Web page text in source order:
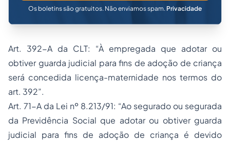
Os boletins são gratuitos. Não enviamos spam. Privacidade
Art. 392-A da CLT: “À empregada que adotar ou
obtiver guarda judicial para fins de adoção de criança
será concedida licença-maternidade nos termos do
art. 392”.
Art. 71-A da Lei nº 8.213/91: “Ao segurado ou segurada
da Previdência Social que adotar ou obtiver guarda
judicial para fins de adoção de criança é devido